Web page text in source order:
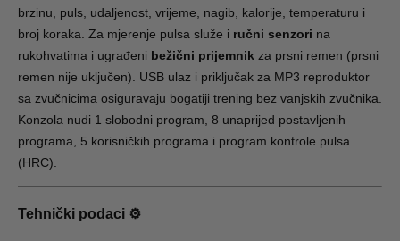
brzinu, puls, udaljenost, vrijeme, nagib, kalorije, temperaturu i
broj koraka. Za mjerenje pulsa služe i ručni senzori na
rukohvatima i ugrađeni bežični prijemnik za prsni remen (prsni
remen nije uključen). USB ulaz i priključak za MP3 reproduktor
sa zvučnicima osiguravaju bogatiji trening bez vanjskih zvučnika.
Konzola nudi 1 slobodni program, 8 unaprijed postavljenih
programa, 5 korisničkih programa i program kontrole pulsa
(HRC).
Tehnički podaci ⚙️